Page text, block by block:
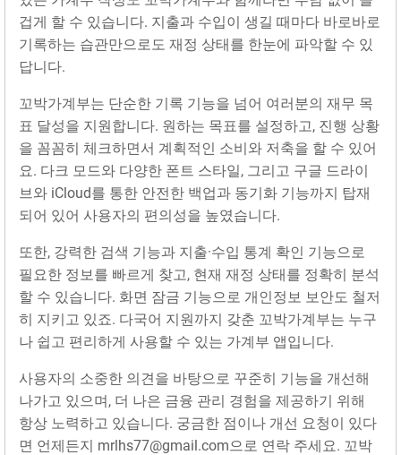
겁게 할 수 있습니다. 지출과 수입이 생길 때마다 바로바로
기록하는 습관만으로도 재정 상태를 한눈에 파악할 수 있
답니다.
꼬박가계부는 단순한 기록 기능을 넘어 여러분의 재무 목
표 달성을 지원합니다. 원하는 목표를 설정하고, 진행 상황
을 꼼꼼히 체크하면서 계획적인 소비와 저축을 할 수 있어
요. 다크 모드와 다양한 폰트 스타일, 그리고 구글 드라이
브와 iCloud를 통한 안전한 백업과 동기화 기능까지 탑재
되어 있어 사용자의 편의성을 높였습니다.
또한, 강력한 검색 기능과 지출·수입 통계 확인 기능으로
필요한 정보를 빠르게 찾고, 현재 재정 상태를 정확히 분석
할 수 있습니다. 화면 잠금 기능으로 개인정보 보안도 철저
히 지키고 있죠. 다국어 지원까지 갖춘 꼬박가계부는 누구
나 쉽고 편리하게 사용할 수 있는 가계부 앱입니다.
사용자의 소중한 의견을 바탕으로 꾸준히 기능을 개선해
나가고 있으며, 더 나은 금융 관리 경험을 제공하기 위해
항상 노력하고 있습니다. 궁금한 점이나 개선 요청이 있다
면 언제든지 mrlhs77@gmail.com으로 연락 주세요. 꼬박